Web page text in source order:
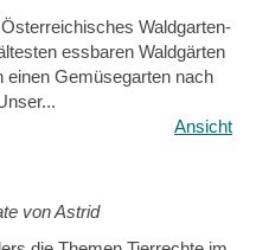
Waldgarten-
essbaren Waldgärten
einen Gemüsegarten nach
Ansicht
von Astrid